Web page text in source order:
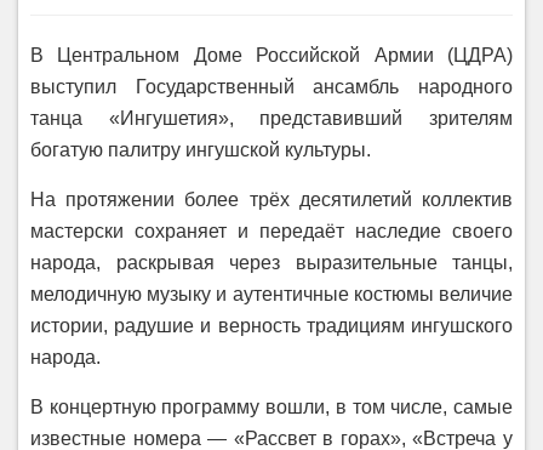
В Центральном Доме Российской Армии (ЦДРА)
выступил Государственный ансамбль народного
танца «Ингушетия», представивший зрителям
богатую палитру ингушской культуры.
На протяжении более трёх десятилетий коллектив
мастерски сохраняет и передаёт наследие своего
народа, раскрывая через выразительные танцы,
мелодичную музыку и аутентичные костюмы величие
истории, радушие и верность традициям ингушского
народа.
В концертную программу вошли, в том числе, самые
известные номера — «Рассвет в горах», «Встреча у